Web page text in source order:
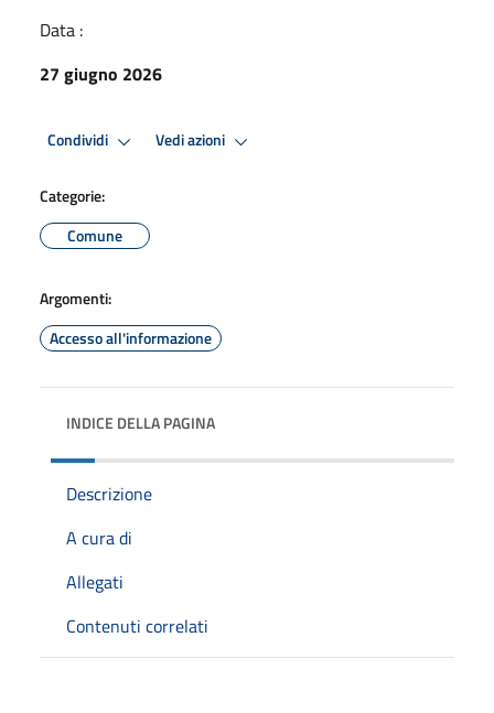
Data :
27 giugno 2026
Condividi Vedi azioni
Categorie:
Comune
Argomenti:
Accesso all'informazione
INDICE DELLA PAGINA
Descrizione
A cura di
Allegati
Contenuti correlati